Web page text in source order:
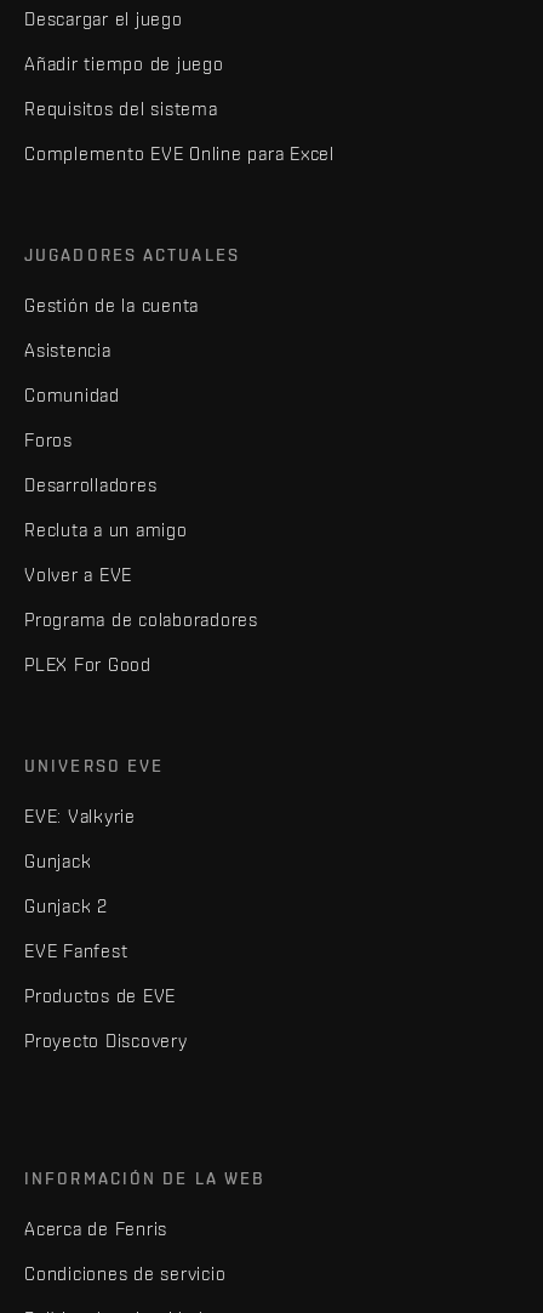
Descargar el juego
Añadir tiempo de juego
Requisitos del sistema
Complemento EVE Online para Excel
JUGADORES ACTUALES
Gestión de la cuenta
Asistencia
Comunidad
Foros
Desarrolladores
Recluta a un amigo
Volver a EVE
Programa de colaboradores
PLEX For Good
UNIVERSO EVE
EVE: Valkyrie
Gunjack
Gunjack 2
EVE Fanfest
Productos de EVE
Proyecto Discovery
INFORMACIÓN DE LA WEB
Acerca de Fenris
Condiciones de servicio